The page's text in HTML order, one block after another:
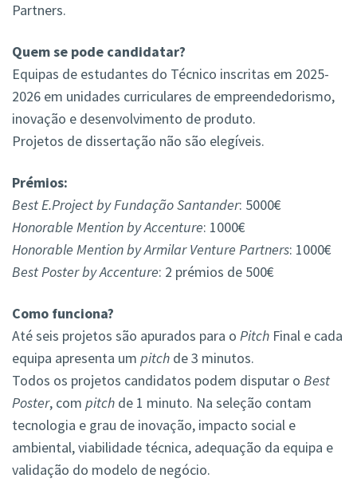
Partners.
Quem se pode candidatar?
Equipas de estudantes do Técnico inscritas em 2025-
2026 em unidades curriculares de empreendedorismo,
inovação e desenvolvimento de produto.
Projetos de dissertação não são elegíveis.
Prémios:
Best E.Project by Fundação Santander: 5000€
Honorable Mention by Accenture: 1000€
Honorable Mention by Armilar Venture Partners: 1000€
Best Poster by Accenture: 2 prémios de 500€
Como funciona?
Até seis projetos são apurados para o Pitch Final e cada
equipa apresenta um pitch de 3 minutos.
Todos os projetos candidatos podem disputar o Best
Poster, com pitch de 1 minuto. Na seleção contam
tecnologia e grau de inovação, impacto social e
ambiental, viabilidade técnica, adequação da equipa e
validação do modelo de negócio.